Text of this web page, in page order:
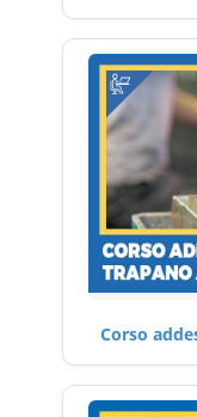
Corso